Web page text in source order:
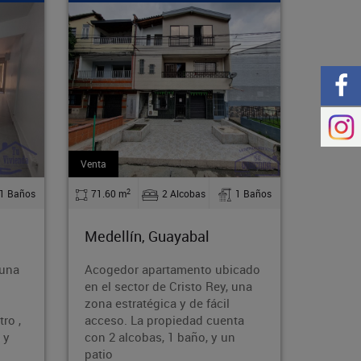
1 Baños
Arriendo
110 m 4 Alcobas 2 Baños
Medellín, Guayabal
Alquila esta cómoda y
espaciosa casa en el acogedor
barrio Rodeo Norte de Medellín.
Con 110 m², 4 dormitorios,
parqueadero y acceso a
transporte públi